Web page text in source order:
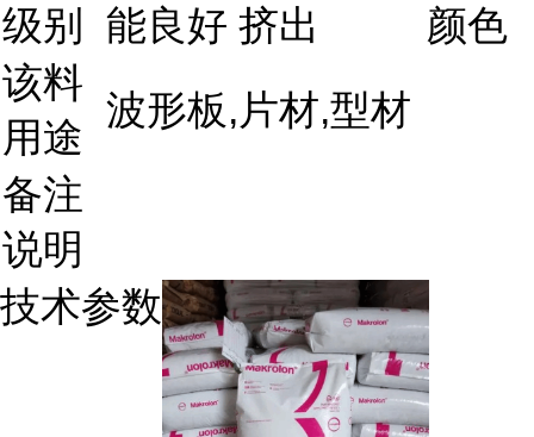
级别
能良好 挤出
颜色
该料
用途
波形板,片材,型材
备注
说明
技术参数